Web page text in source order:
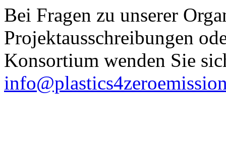
Bei Fragen zu unserer
Projektausschreibungen
Konsortium wenden Sie